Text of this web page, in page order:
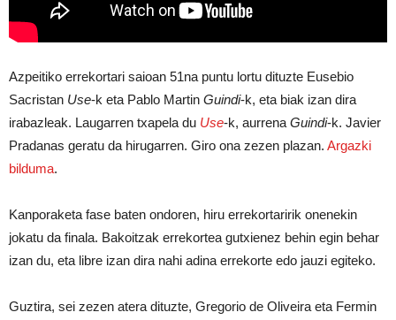
Azpeitiko errekortari saioan 51na puntu lortu dituzte Eusebio
Sacristan Use-k eta Pablo Martin Guindi-k, eta biak izan dira
irabazleak. Laugarren txapela du Use-k, aurrena Guindi-k. Javier
Pradanas geratu da hirugarren. Giro ona zezen plazan. Argazki
bilduma.
Kanporaketa fase baten ondoren, hiru errekortaririk onenekin
jokatu da finala. Bakoitzak errekortea gutxienez behin egin behar
izan du, eta libre izan dira nahi adina errekorte edo jauzi egiteko.
Guztira, sei zezen atera dituzte, Gregorio de Oliveira eta Fermin